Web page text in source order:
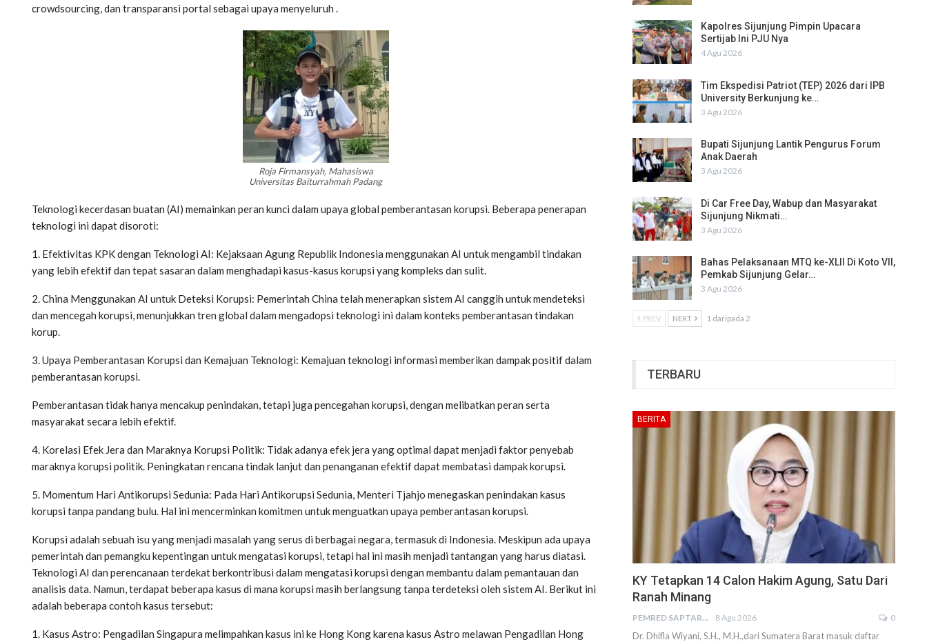
crowdsourcing, dan transparansi portal sebagai upaya menyeluruh .
Roja Firmansyah, Mahasiswa
Universitas Baiturrahmah Padang
Teknologi kecerdasan buatan (AI) memainkan peran kunci dalam upaya global pemberantasan korupsi. Beberapa penerapan
teknologi ini dapat disoroti:
1. Efektivitas KPK dengan Teknologi AI: Kejaksaan Agung Republik Indonesia menggunakan AI untuk mengambil tindakan
yang lebih efektif dan tepat sasaran dalam menghadapi kasus-kasus korupsi yang kompleks dan sulit.
2. China Menggunakan AI untuk Deteksi Korupsi: Pemerintah China telah menerapkan sistem AI canggih untuk mendeteksi
dan mencegah korupsi, menunjukkan tren global dalam mengadopsi teknologi ini dalam konteks pemberantasan tindakan
korup.
3. Upaya Pemberantasan Korupsi dan Kemajuan Teknologi: Kemajuan teknologi informasi memberikan dampak positif dalam
pemberantasan korupsi.
Pemberantasan tidak hanya mencakup penindakan, tetapi juga pencegahan korupsi, dengan melibatkan peran serta
masyarakat secara lebih efektif.
4. Korelasi Efek Jera dan Maraknya Korupsi Politik: Tidak adanya efek jera yang optimal dapat menjadi faktor penyebab
maraknya korupsi politik. Peningkatan rencana tindak lanjut dan penanganan efektif dapat membatasi dampak korupsi.
5. Momentum Hari Antikorupsi Sedunia: Pada Hari Antikorupsi Sedunia, Menteri Tjahjo menegaskan penindakan kasus
korupsi tanpa pandang bulu. Hal ini mencerminkan komitmen untuk menguatkan upaya pemberantasan korupsi.
Korupsi adalah sebuah isu yang menjadi masalah yang serus di berbagai negara, termasuk di Indonesia. Meskipun ada upaya
pemerintah dan pemangku kepentingan untuk mengatasi korupsi, tetapi hal ini masih menjadi tantangan yang harus diatasi.
Teknologi AI dan perencanaan terdekat berkontribusi dalam mengatasi korupsi dengan membantu dalam pemantauan dan
analisis data. Namun, terdapat beberapa kasus di mana korupsi masih berlangsung tanpa terdeteksi oleh sistem AI. Berikut ini
adalah beberapa contoh kasus tersebut:
1. Kasus Astro: Pengadilan Singapura melimpahkan kasus ini ke Hong Kong karena kasus Astro melawan Pengadilan Hong
Kapolres Sijunjung Pimpin Upacara
Sertijab Ini PJU Nya
4 Agu 2026
Tim Ekspedisi Patriot (TEP) 2026 dari IPB
University Berkunjung ke…
3 Agu 2026
Bupati Sijunjung Lantik Pengurus Forum
Anak Daerah
3 Agu 2026
Di Car Free Day, Wabup dan Masyarakat
Sijunjung Nikmati…
3 Agu 2026
Bahas Pelaksanaan MTQ ke-XLII Di Koto VII,
Pemkab Sijunjung Gelar…
3 Agu 2026
PREV NEXT 1 daripada 2
TERBARU
BERITA
KY Tetapkan 14 Calon Hakim Agung, Satu Dari
Ranah Minang
PEMRED SAPTARIUS 8 Agu 2026 0
Dr. Dhifla Wiyani, S.H., M.H.,dari Sumatera Barat masuk daftar